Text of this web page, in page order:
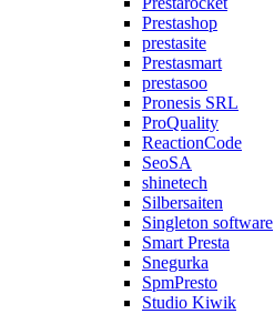
Prestashop
prestasite
Prestasmart
prestasoo
Pronesis SRL
ProQuality
ReactionCode
SeoSA
shinetech
Silbersaiten
Singleton software
Smart Presta
Snegurka
SpmPresto
Studio Kiwik